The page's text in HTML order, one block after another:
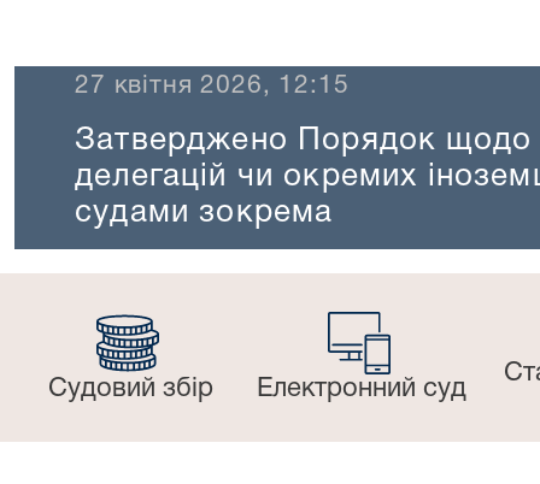
2026, 12:15
Затверджено Порядок
делегацій чи окремих
судами зокрема
Судовий збір Електронний суд